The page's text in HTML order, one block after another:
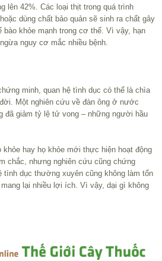
lên 42%. Các loại thịt trong quá trình
dùng chất bảo quản sẽ sinh ra chất gây
bào khỏe mạnh trong cơ thể. Vì vậy, hạn
nguy cơ mắc nhiều bệnh.
minh, quan hệ tình dục có thể là chìa
Một nghiên cứu về đàn ông ở nước
đã giảm tỷ lệ tử vong – những người hầu
khỏe hay họ khỏe mới thực hiện hoạt động
chắc, nhưng nghiên cứu cũng chứng
tình dục thường xuyên cũng không làm tổn
lại nhiều lợi ích. Vì vậy, dại gì không